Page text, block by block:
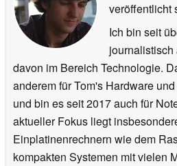
veröffentlicht
Ich bin seit
journalistisch
davon im Bereich Technologie.
anderem für Tom's Hardware
und bin es seit 2017 auch für
aktueller Fokus liegt
Einplatinenrechnern wie dem
kompakten Systemen mit vielen